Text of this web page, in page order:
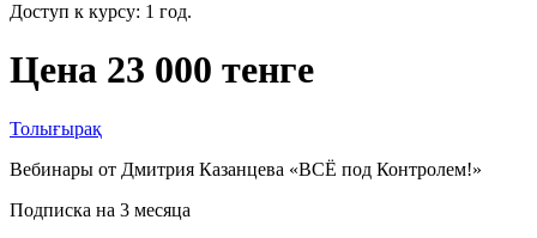
Доступ к курсу: 1 год.
Цена 23 000 тенге
Толығырақ
Вебинары от Дмитрия Казанцева «ВСЁ под Контролем!»
Подписка на 3 месяца